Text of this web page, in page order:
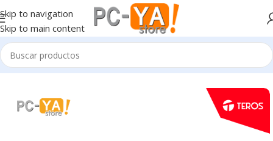
Skip to navigation
Skip to main content
Inicio Periféricos